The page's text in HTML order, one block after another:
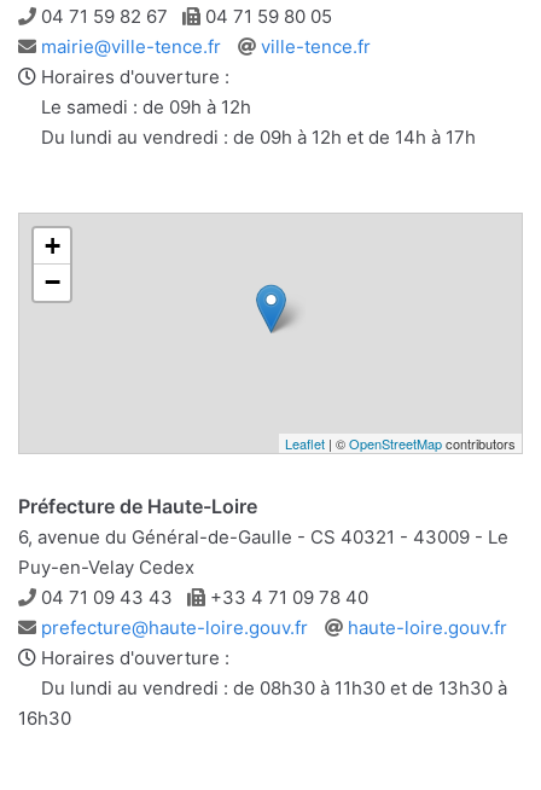
Téléphone
04 71 59 82 67 Télécopie
04 71 59 80 05
Adresse
e-
mail
mairie@ville-tence.fr
Site
ville-tence.fr
Horaires d'ouverture :
Le samedi : de 09h à 12h
Du lundi au vendredi : de 09h à 12h et de 14h à 17h
+
−
Leaflet | ©OpenStreetMapcontributors
Préfecture de Haute-Loire
6, avenue du Général-de-Gaulle - CS 40321 - 43009 - Le
Puy-en-Velay Cedex
Téléphone
04 71 09 43 43 Télécopie
+33 4 71 09 78 40
Adresse
e-
mail
prefecture@haute-loire.gouv.fr
Site
haute-loire.gouv.fr
Horaires d'ouverture :
Du lundi au vendredi : de 08h30 à 11h30 et de 13h30 à
16h30